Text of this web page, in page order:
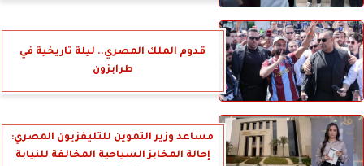
قدوم الملك المصري.. ليلة تاريخية في
طرابزون
مساعد وزير التموين للتليفزيون المصري:
إحالة المخابز السياحية المخالفة للنيابة